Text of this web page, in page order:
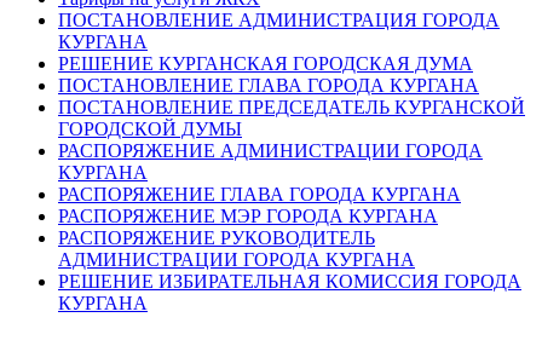
ПОСТАНОВЛЕНИЕ АДМИНИСТРАЦИЯ ГОРОДА
КУРГАНА
РЕШЕНИЕ КУРГАНСКАЯ ГОРОДСКАЯ ДУМА
ПОСТАНОВЛЕНИЕ ГЛАВА ГОРОДА КУРГАНА
ПОСТАНОВЛЕНИЕ ПРЕДСЕДАТЕЛЬ КУРГАНСКОЙ
ГОРОДСКОЙ ДУМЫ
РАСПОРЯЖЕНИЕ АДМИНИСТРАЦИИ ГОРОДА
КУРГАНА
РАСПОРЯЖЕНИЕ ГЛАВА ГОРОДА КУРГАНА
РАСПОРЯЖЕНИЕ МЭР ГОРОДА КУРГАНА
РАСПОРЯЖЕНИЕ РУКОВОДИТЕЛЬ
АДМИНИСТРАЦИИ ГОРОДА КУРГАНА
РЕШЕНИЕ ИЗБИРАТЕЛЬНАЯ КОМИССИЯ ГОРОДА
КУРГАНА